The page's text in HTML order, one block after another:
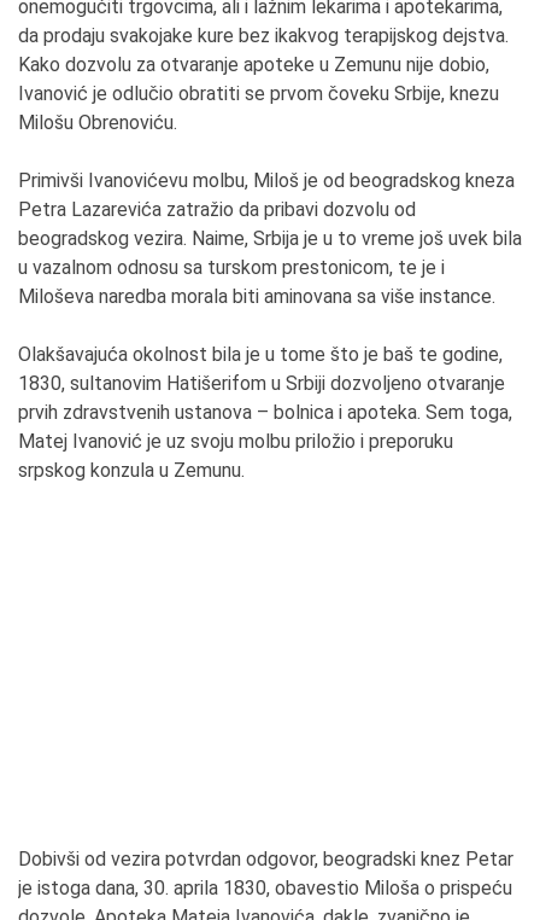
onemogućiti trgovcima, ali i lažnim lekarima i apotekarima,
da prodaju svakojake kure bez ikakvog terapijskog dejstva.
Kako dozvolu za otvaranje apoteke u Zemunu nije dobio,
Ivanović je odlučio obratiti se prvom čoveku Srbije, knezu
Milošu Obrenoviću.
Primivši Ivanovićevu molbu, Miloš je od beogradskog kneza
Petra Lazarevića zatražio da pribavi dozvolu od
beogradskog vezira. Naime, Srbija je u to vreme još uvek bila
u vazalnom odnosu sa turskom prestonicom, te je i
Miloševa naredba morala biti aminovana sa više instance.
Olakšavajuća okolnost bila je u tome što je baš te godine,
1830, sultanovim Hatišerifom u Srbiji dozvoljeno otvaranje
prvih zdravstvenih ustanova – bolnica i apoteka. Sem toga,
Matej Ivanović je uz svoju molbu priložio i preporuku
srpskog konzula u Zemunu.
Dobivši od vezira potvrdan odgovor, beogradski knez Petar
je istoga dana, 30. aprila 1830, obavestio Miloša o prispeću